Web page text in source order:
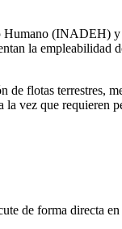
(INADEH) y
la empleabilidad
flotas terrestres,
la vez que requieren
de forma directa